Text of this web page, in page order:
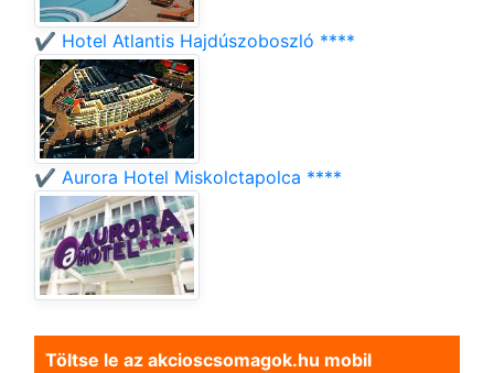
✔️ Hotel Atlantis Hajdúszoboszló ****
✔️ Aurora Hotel Miskolctapolca ****
Töltse le az akcioscsomagok.hu mobil